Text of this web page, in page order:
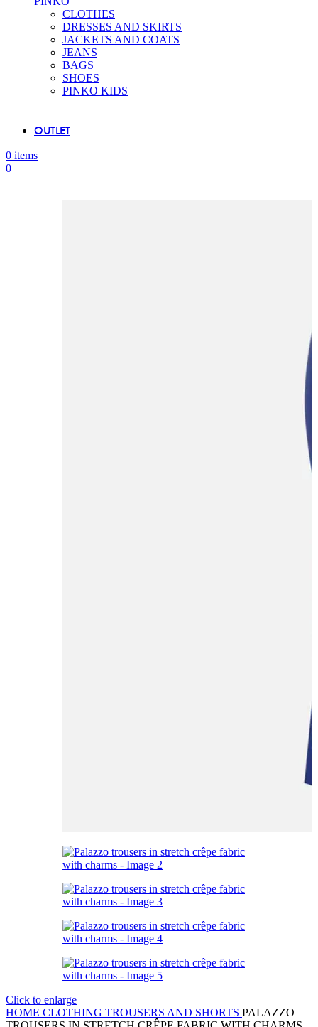
CLOTHES
DRESSES AND SKIRTS
JACKETS AND COATS
JEANS
BAGS
SHOES
PINKO KIDS
OUTLET
0 items
0
Click to enlarge
HOME CLOTHING TROUSERS AND SHORTS PALAZZO